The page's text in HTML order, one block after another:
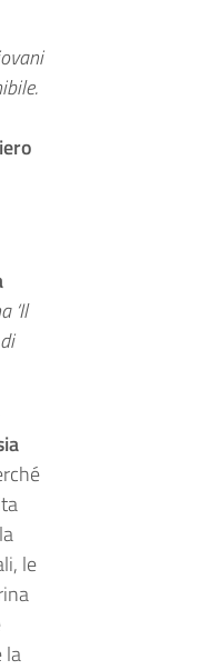
‘Il
le
la